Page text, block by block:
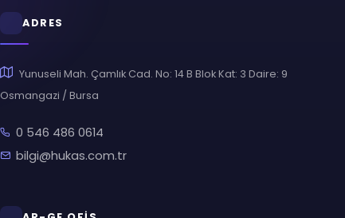
ADRES
Yunuseli Mah. Çamlık Cad. No: 14 B Blok Kat: 3 Daire: 9
Osmangazi / Bursa
0 546 486 0614
bilgi@hukas.com.tr